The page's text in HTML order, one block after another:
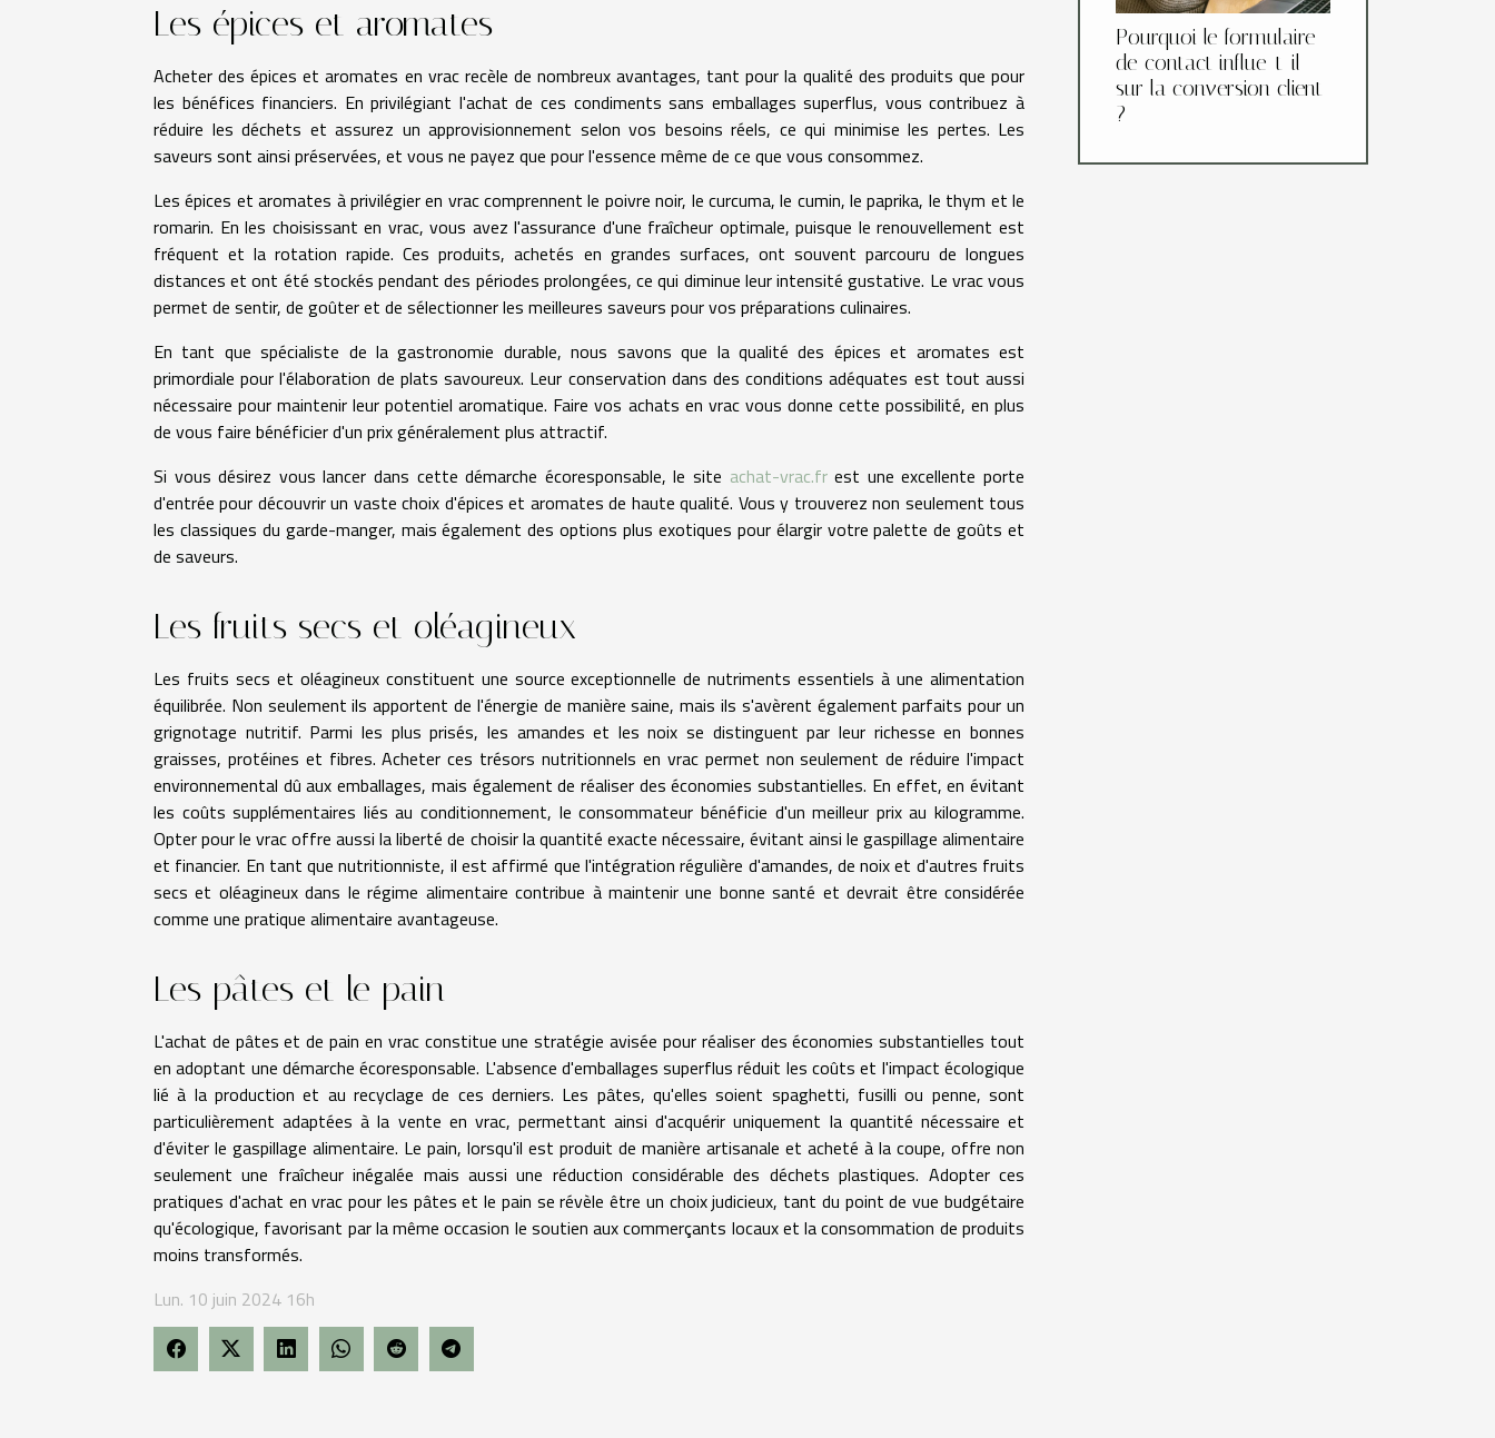
Les épices et aromates
Acheter des épices et aromates en vrac recèle de nombreux avantages, tant pour la qualité des produits que pour
les bénéfices financiers. En privilégiant l'achat de ces condiments sans emballages superflus, vous contribuez à
réduire les déchets et assurez un approvisionnement selon vos besoins réels, ce qui minimise les pertes. Les
saveurs sont ainsi préservées, et vous ne payez que pour l'essence même de ce que vous consommez.
Les épices et aromates à privilégier en vrac comprennent le poivre noir, le curcuma, le cumin, le paprika, le thym et le
romarin. En les choisissant en vrac, vous avez l'assurance d'une fraîcheur optimale, puisque le renouvellement est
fréquent et la rotation rapide. Ces produits, achetés en grandes surfaces, ont souvent parcouru de longues
distances et ont été stockés pendant des périodes prolongées, ce qui diminue leur intensité gustative. Le vrac vous
permet de sentir, de goûter et de sélectionner les meilleures saveurs pour vos préparations culinaires.
En tant que spécialiste de la gastronomie durable, nous savons que la qualité des épices et aromates est
primordiale pour l'élaboration de plats savoureux. Leur conservation dans des conditions adéquates est tout aussi
nécessaire pour maintenir leur potentiel aromatique. Faire vos achats en vrac vous donne cette possibilité, en plus
de vous faire bénéficier d'un prix généralement plus attractif.
Si vous désirez vous lancer dans cette démarche écoresponsable, le site achat-vrac.frest une excellente porte
d'entrée pour découvrir un vaste choix d'épices et aromates de haute qualité. Vous y trouverez non seulement tous
les classiques du garde-manger, mais également des options plus exotiques pour élargir votre palette de goûts et
de saveurs.
Les fruits secs et oléagineux
Les fruits secs et oléagineux constituent une source exceptionnelle de nutriments essentiels à une alimentation
équilibrée. Non seulement ils apportent de l'énergie de manière saine, mais ils s'avèrent également parfaits pour un
grignotage nutritif. Parmi les plus prisés, les amandes et les noix se distinguent par leur richesse en bonnes
graisses, protéines et fibres. Acheter ces trésors nutritionnels en vrac permet non seulement de réduire l'impact
environnemental dû aux emballages, mais également de réaliser des économies substantielles. En effet, en évitant
les coûts supplémentaires liés au conditionnement, le consommateur bénéficie d'un meilleur prix au kilogramme.
Opter pour le vrac offre aussi la liberté de choisir la quantité exacte nécessaire, évitant ainsi le gaspillage alimentaire
et financier. En tant que nutritionniste, il est affirmé que l'intégration régulière d'amandes, de noix et d'autres fruits
secs et oléagineux dans le régime alimentaire contribue à maintenir une bonne santé et devrait être considérée
comme une pratique alimentaire avantageuse.
Les pâtes et le pain
L'achat de pâtes et de pain en vrac constitue une stratégie avisée pour réaliser des économies substantielles tout
en adoptant une démarche écoresponsable. L'absence d'emballages superflus réduit les coûts et l'impact écologique
lié à la production et au recyclage de ces derniers. Les pâtes, qu'elles soient spaghetti, fusilli ou penne, sont
particulièrement adaptées à la vente en vrac, permettant ainsi d'acquérir uniquement la quantité nécessaire et
d'éviter le gaspillage alimentaire. Le pain, lorsqu'il est produit de manière artisanale et acheté à la coupe, offre non
seulement une fraîcheur inégalée mais aussi une réduction considérable des déchets plastiques. Adopter ces
pratiques d'achat en vrac pour les pâtes et le pain se révèle être un choix judicieux, tant du point de vue budgétaire
qu'écologique, favorisant par la même occasion le soutien aux commerçants locaux et la consommation de produits
moins transformés.
Lun. 10 juin 2024 16h
Pourquoi le formulaire
de contact influe-t-il
sur la conversion client
?